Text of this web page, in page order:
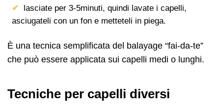
lasciate per 3-5minuti, quindi lavate i capelli,
asciugateli con un fon e metteteli in piega.
È una tecnica semplificata del balayage “fai-da-te”
che può essere applicata sui capelli medi o lunghi.
Tecniche per capelli diversi